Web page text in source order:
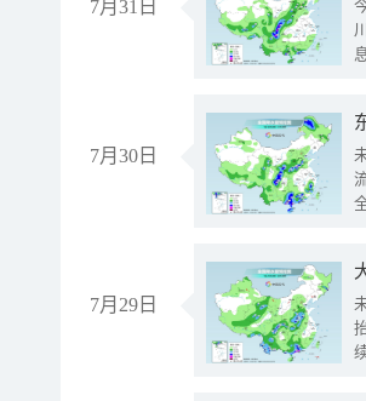
7月31日
7月30日
7月29日